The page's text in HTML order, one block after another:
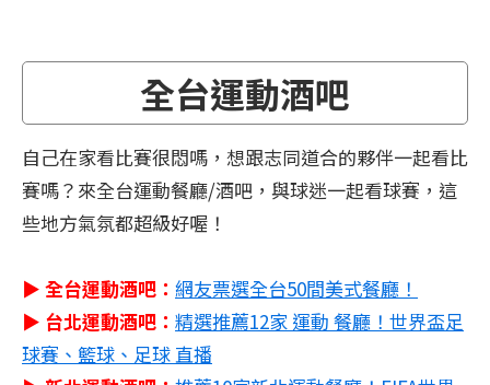
全台運動酒吧
自己在家看比賽很悶嗎，想跟志同道合的夥伴一起看比
賽嗎？來全台運動餐廳/酒吧，與球迷一起看球賽，這
些地方氣氛都超級好喔！
▶ 全台運動酒吧： 網友票選全台50間美式餐廳！
▶ 台北運動酒吧： 精選推薦12家 運動 餐廳！世界盃足
球賽、籃球、足球 直播